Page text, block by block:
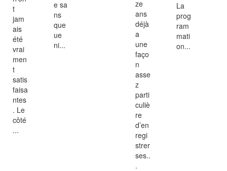
t
jam
ais
été
vrai
men
t
satis
faisa
ntes
. Le
côté
...
e sa
ns
que
ue
ni...
ze
ans
déjà
a
une
faço
n
asse
z
parti
culiè
re
d’en
regi
strer
ses..
.
La
prog
ram
mati
on...